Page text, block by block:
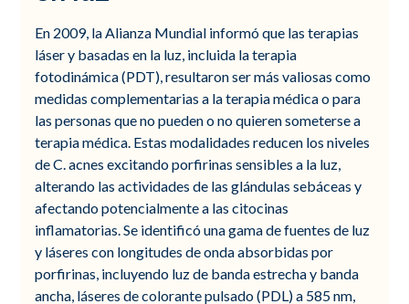
En 2009, la Alianza Mundial informó que las terapias
láser y basadas en la luz, incluida la terapia
fotodinámica (PDT), resultaron ser más valiosas como
medidas complementarias a la terapia médica o para
las personas que no pueden o no quieren someterse a
terapia médica. Estas modalidades reducen los niveles
de C. acnes excitando porfirinas sensibles a la luz,
alterando las actividades de las glándulas sebáceas y
afectando potencialmente a las citocinas
inflamatorias. Se identificó una gama de fuentes de luz
y láseres con longitudes de onda absorbidas por
porfirinas, incluyendo luz de banda estrecha y banda
ancha, láseres de colorante pulsado (PDL) a 585 nm,